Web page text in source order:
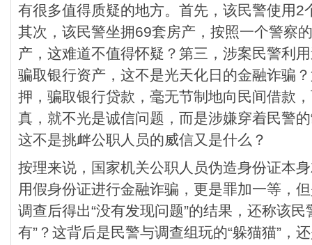
有很多值得质疑的地方。首先，该民警使用2
其次，该民警坐拥69套房产，按照一个警察
产，这难道不值得怀疑？第三，涉案民警利
骗取银行资产，这不是光天化日的金融诈骗
押，骗取银行贷款，毫无节制地向民间借款
真，就不光是诚信问题，而是涉嫌穿着民警
这不是挑衅公职人员的威信又是什么？
按理来说，国家机关公职人员伪造身份证本
用假身份证进行金融诈骗，更是罪加一等，
调查后得出“没有发现问题”的结果，还称该
有”？这背后是民警与调查组玩的“躲猫猫”，